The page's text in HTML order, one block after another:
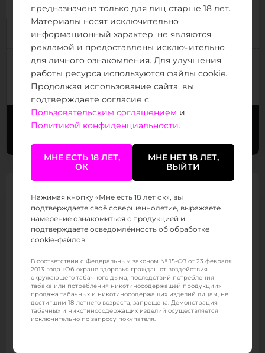
Товар в наличии
Цена за штуку: 1 449 ₽
490 ₽ (от 30 тыс. )
Минимальная цена: 490 ₽(от 800 тыс.
Заказать сейчас Заказать в Telegram
PUFFMI DURA 9000
предназначена только для лиц старше 18 лет.
Материалы носят исключительно
информационный характер, не являются
рекламой и предоставлены исключительно
для личного ознакомления. Для улучшения
работы ресурса используются файлы cookie.
Продолжая использование сайта, вы
подтверждаете согласие с
Пользовательским соглашениеми
Политикой конфиденциальности.
МНЕ ЕСТЬ 18 ЛЕТ,
ОК
МНЕ НЕТ 18 ЛЕТ,
ВЫЙТИ
Нажимая кнопку «Мне есть 18 лет ок», вы
подтверждаете своё совершеннолетие, выражаете
намерение ознакомиться с продукцией и
подтверждаете осведомлённость об обработке
cookie-файлов.
В соответствии с Федеральным законом № 15-ФЗ от 23 февраля
2013 года «Об охране здоровья граждан от воздействия
окружающего табачного дыма, последствий потребления
табака или потребления никотиносодержащей продукции»
продажа табачных и никотиносодержащих изделий лицам, не
достигшим 18-летнего возраста, запрещена. Демонстрация
табачных и никотиносодержащих изделий осуществляется
исключительно по запросу покупателя.